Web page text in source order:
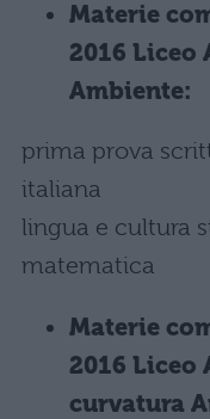
Materie
2016
Ambiente:
prima prova
italiana
lingua e cultura
matematica
Materie
2016
curvatura